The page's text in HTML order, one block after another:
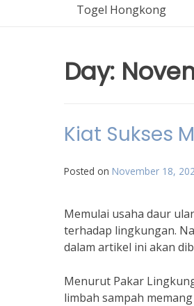
Togel Hongkong
Day:
Kiat Sukses
Posted on November 18,
Memulai usaha daur
terhadap lingkungan.
dalam artikel ini akan
Menurut Pakar
limbah sampah